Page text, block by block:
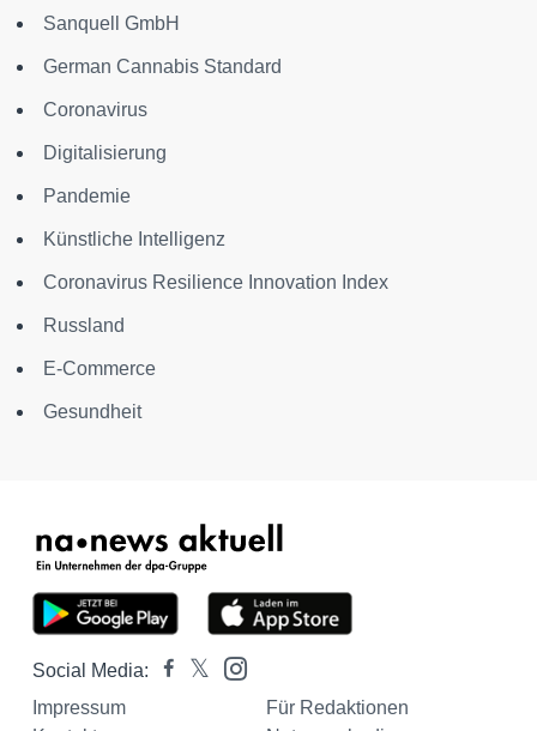
Sanquell GmbH
German Cannabis Standard
Coronavirus
Digitalisierung
Pandemie
Künstliche Intelligenz
Coronavirus Resilience Innovation Index
Russland
E-Commerce
Gesundheit
Social Media:
Impressum
Für Redaktionen